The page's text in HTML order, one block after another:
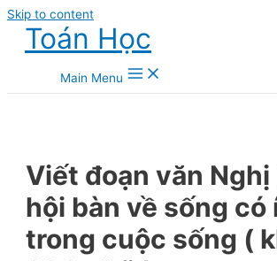
Skip to content
Toán Học
Main Menu
Viết đoạn văn Nghị
hội bàn về sống có
trong cuộc sống (